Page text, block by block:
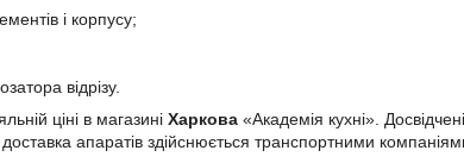
і корпусу;
відрізу.
ціні в магазині Харкова «Академія кухні».
апаратів здійснюється транспортними